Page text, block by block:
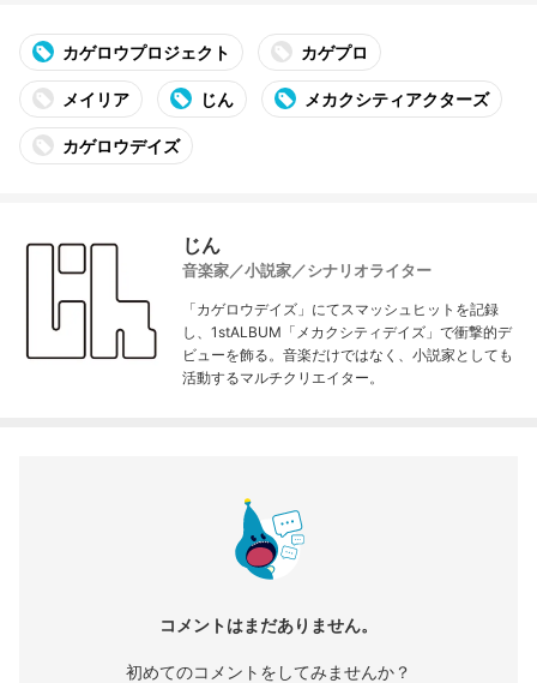
カゲロウプロジェクト カゲプロ
メイリア じん メカクシティアクターズ
カゲロウデイズ
じん
音楽家／小説家／シナリオライター
「カゲロウデイズ」にてスマッシュヒットを記録
し、1stALBUM「メカクシティデイズ」で衝撃的デ
ビューを飾る。音楽だけではなく、小説家としても
活動するマルチクリエイター。
コメントはまだありません。
初めてのコメントをしてみませんか？